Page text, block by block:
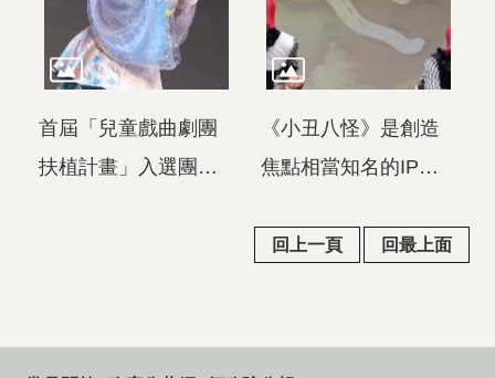
手法，細膩呈現自閉
症兒童學習布袋戲的
故事。
與各型態小偶營造多
層次的觀賞視角。
首屆「兒童戲曲劇團
扶植計畫」入選團隊
《小丑八怪》是創造
焦點相當知名的IP，
《小丑八怪-蘭後
回上一頁 回最上面